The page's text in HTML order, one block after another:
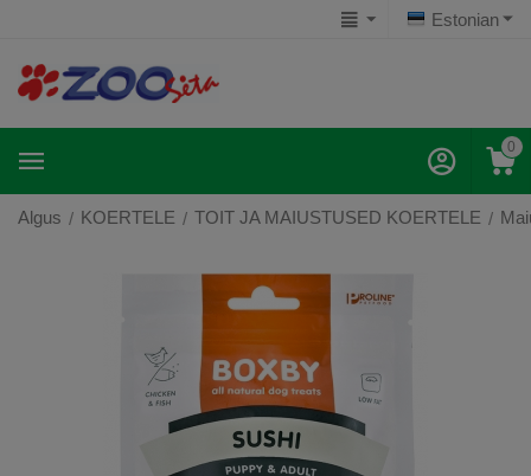
Estonian
0
Algus / KOERTELE / TOIT JA MAIUSTUSED KOERTELE /